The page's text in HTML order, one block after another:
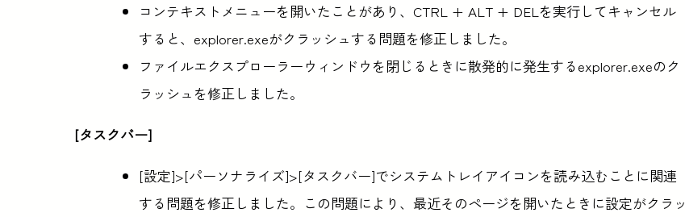
コンテキストメニューを開いたことがあり、CTRL + ALT + DELを実行してキャンセル
すると、explorer.exeがクラッシュする問題を修正しました。
ファイルエクスプローラーウィンドウを閉じるときに散発的に発生するexplorer.exeのク
ラッシュを修正しました。
[タスクバー]
[設定]>[パーソナライズ]>[タスクバー]でシステムトレイアイコンを読み込むことに関連
する問題を修正しました。この問題により、最近そのページを開いたときに設定がクラッ